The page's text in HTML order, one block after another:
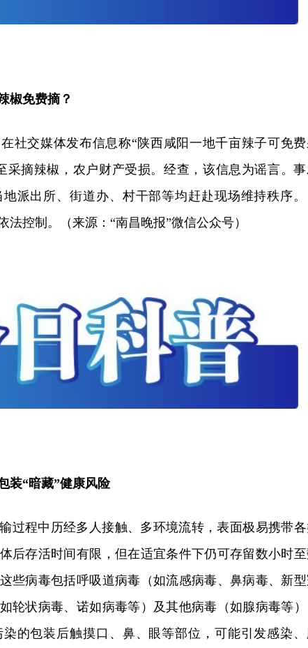
椒免费摘？
社交媒体发布信息称“陕西咸阳一地千亩辣子可免
采摘辣椒，农户财产受损。经查，该信息为谣言。
派出所、街道办、村干部等均赶赴现场维持秩序
法控制。（来源：“南昌晚报”微信公众号）
“暗藏”健康风险
过程中历经多人接触、多环境流转，表面极易携带
后存活时间有限，但在适宜条件下仍可存留数小时
些病毒包括呼吸道病毒（如流感病毒、鼻病毒、新
轮状病毒、诺如病毒等）及其他病毒（如腺病毒等
的包装后触摸口、鼻、眼等部位，可能引发感染